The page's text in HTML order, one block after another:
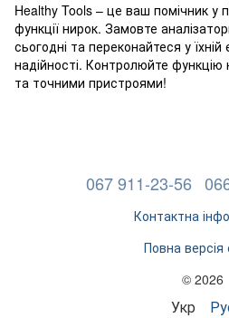
Healthy Tools – це ваш помічник у
функції нирок. Замовте
сьогодні та переконайтеся у
надійності. Контролюйте
та точними пристроями!
067 911-23-56
Контактна
Повна версія
© 2026
Укр